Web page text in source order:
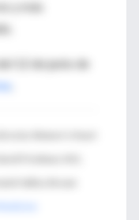
y más
12 de junio de